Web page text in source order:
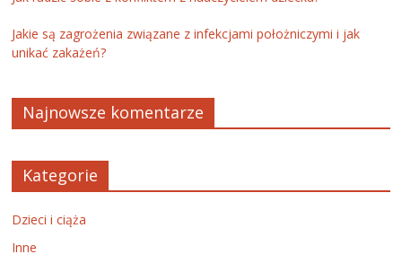
Jakie są zagrożenia związane z infekcjami położniczymi i jak
unikać zakażeń?
Najnowsze komentarze
Kategorie
Dzieci i ciąża
Inne